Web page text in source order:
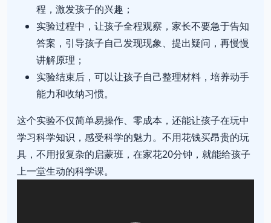
程，激发孩子的兴趣；
实验过程中，让孩子全程观察，家长不要急于告知
答案，引导孩子自己发现现象、提出疑问，再慢慢
讲解原理；
实验结束后，可以让孩子自己整理材料，培养动手
能力和收纳习惯。
这个实验不仅简单易操作、零成本，还能让孩子在玩中
学习科学知识，感受科学的魅力。不用花钱买昂贵的玩
具，不用报复杂的启蒙班，在家花20分钟，就能给孩子
上一堂生动的科学课。